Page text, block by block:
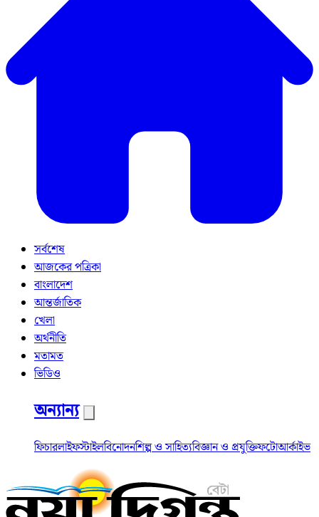
সর্বশেষ
আজকের পত্রিকা
বাংলাদেশ
আন্তর্জাতিক
খেলা
অর্থনীতি
মতামত
ভিডিও
অন্যান্য
ফিচারলাইফস্টাইলবিনোদনশিল্প ও সাহিত্যবিজ্ঞান ও প্রযুক্তিফটোআর্কাইভ